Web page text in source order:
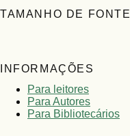
TAMANHO DE FONTE
INFORMAÇÕES
Para leitores
Para Autores
Para Bibliotecários